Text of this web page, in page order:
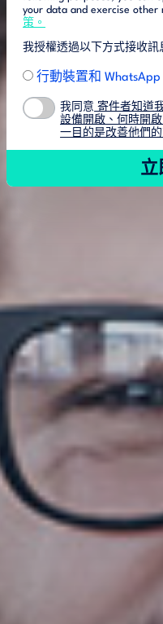
your data and exercise other
策。
我授權透過以下方式接收訊
行動裝置和 WhatsApp
我同意 寄件者知道
設備開啟、何時開
一目的是改善他們的
立